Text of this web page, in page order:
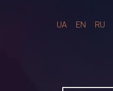
UA EN RU